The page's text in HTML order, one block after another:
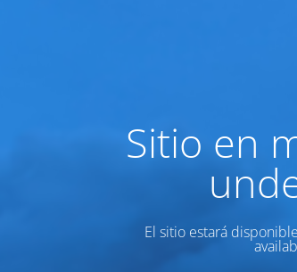
Sitio en
El sitio estará